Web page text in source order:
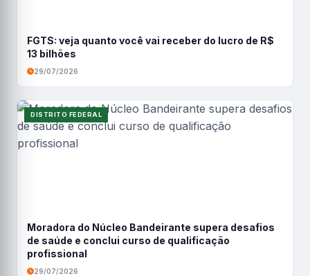
FGTS: veja quanto você vai receber do lucro de R$
13 bilhões
29/07/2026
DISTRITO FEDERAL
Moradora do Núcleo Bandeirante supera desafios
de saúde e conclui curso de qualificação
profissional
29/07/2026